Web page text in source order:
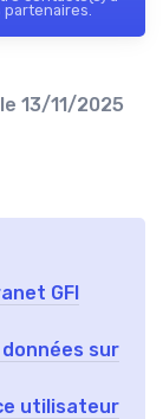
13/11/2025
GFI
sur
utilisateur